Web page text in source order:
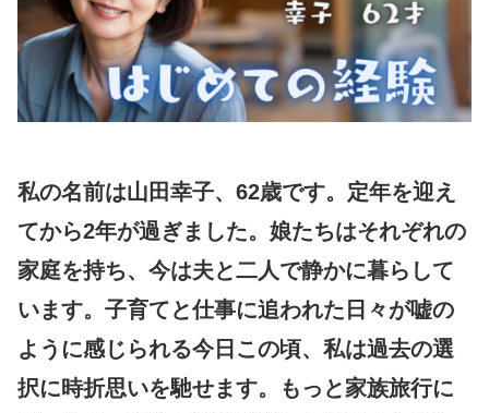
私の名前は山田幸子、62歳です。定年を迎え
てから2年が過ぎました。娘たちはそれぞれの
家庭を持ち、今は夫と二人で静かに暮らして
います。子育てと仕事に追われた日々が嘘の
ように感じられる今日この頃、私は過去の選
択に時折思いを馳せます。もっと家族旅行に